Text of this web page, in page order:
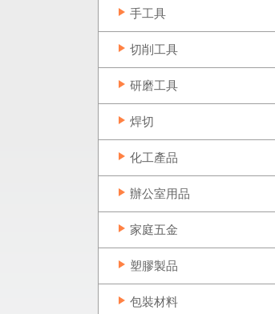
手工具
切削工具
研磨工具
焊切
化工產品
辦公室用品
家庭五金
塑膠製品
包裝材料